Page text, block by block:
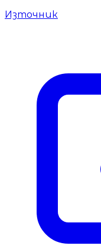
Източник